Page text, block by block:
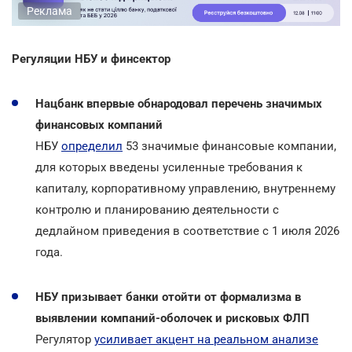
Реклама
Регуляции НБУ и финсектор
Нацбанк впервые обнародовал перечень значимых
финансовых компаний
НБУ определил 53 значимые финансовые компании,
для которых введены усиленные требования к
капиталу, корпоративному управлению, внутреннему
контролю и планированию деятельности с
дедлайном приведения в соответствие с 1 июля 2026
года.
НБУ призывает банки отойти от формализма в
выявлении компаний-оболочек и рисковых ФЛП
Регулятор усиливает акцент на реальном анализе